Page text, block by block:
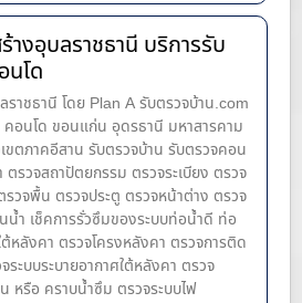
างอุบลราชธานี บริการรับ
นโด
ราชธานี โดย Plan A รับตรวจบ้าน.com
คอนโด ขอนแก่น อุดรธานี มหาสารคาม
ขตภาคอีสาน รับตรวจบ้าน รับตรวจคอน
รวจสถาปัตยกรรม ตรวจระเบียง ตรวจ
วจพื้น ตรวจประตู ตรวจหน้าต่าง​ ตรวจ
น้ำ เช็คการรั่วซึมของระบบท่อน้ำ​ดี ท่อ
ต้หลังคา ตรวจโครงหลังคา ตรวจการติด
ระบบระบายอากาศใต้หลังคา ตรวจ
หรือ คราบน้ำซึม ตรวจระบบไฟ